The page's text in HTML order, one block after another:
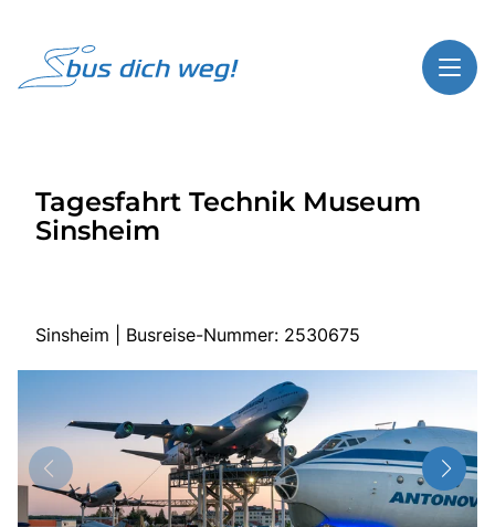
Highlights
Service
Busreisen
Bus mieten
Über Bus dich weg!
Tagesfahrt Technik Museum
Sinsheim
Sinsheim | Busreise-Nummer: 2530675